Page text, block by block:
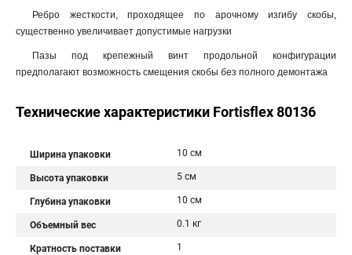
Ребро жесткости, проходящее по арочному изгибу скобы,
существенно увеличивает допустимые нагрузки
Пазы под крепежный винт продольной конфигурации
предполагают возможность смещения скобы без полного демонтажа
Технические характеристики Fortisflex 80136
Ширина упаковки 10 см
Высота упаковки 5 см
Глубина упаковки 10 см
Объемный вес 0.1 кг
Кратность поставки 1